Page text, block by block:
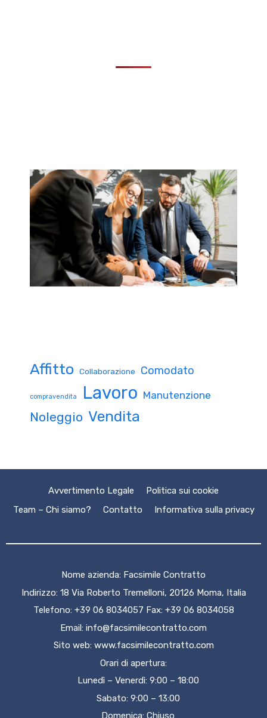
Affitto Collaborazione Comodato
compravendita Lavoro Manutenzione
Noleggio Vendita
Avvertimento Legale
Politica sui cookie
Team – Chi siamo?
Contatto Informativa sulla privacy
Nome azienda: Facsimile Contratto
Indirizzo: 18 Via Roberto Tremelloni, 20126 Moma, Italia
Telefono: +39 06 8034057 Fax: +39 06 8034058
Email: info@facsimilecontratto.com
Sito web: www.facsimilecontratto.com
Orari di apertura:
Lunedì – Venerdì: 9:00 – 18:00
Sabato: 9:00 – 13:00
Domenica: Chiuso